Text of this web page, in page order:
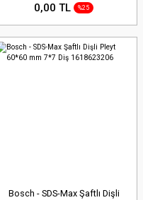
0,00 TL %25
Bosch - SDS-Max Şaftlı Dişli